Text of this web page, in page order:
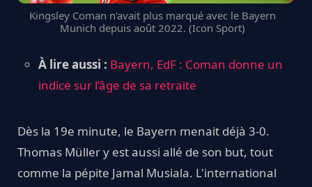
Kingsley Coman n'avait plus marqué avec le Bayern
Munich depuis août 2022. (Icon Sport)
À lire aussi : Bayern, EdF : Coman donne un
indice sur l’âge de sa retraite
Dès la 19e minute, le Bayern menait déjà 3-0.
Thomas Müller y est aussi allé de son but, tout
comme la pépite Jamal Musiala. L'international